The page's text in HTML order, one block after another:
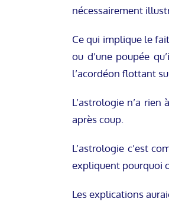
nécessairement
Ce qui implique le
ou d’une poupée
l’acordéon flottant
L’astrologie n’a
après coup.
L’astrologie c’est
expliquent pourquoi
Les explications